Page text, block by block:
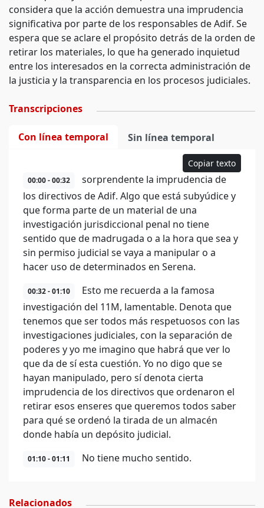
considera que la acción demuestra una imprudencia
significativa por parte de los responsables de Adif. Se
espera que se aclare el propósito detrás de la orden de
retirar los materiales, lo que ha generado inquietud
entre los interesados en la correcta administración de
la justicia y la transparencia en los procesos judiciales.
Transcripciones
Con línea temporal Sin línea temporal
Copiar texto
00:00 - 00:32
sorprendente la imprudencia de
los directivos de Adif. Algo que está subyúdice y
que forma parte de un material de una
investigación jurisdiccional penal no tiene
sentido que de madrugada o a la hora que sea y
sin permiso judicial se vaya a manipular o a
hacer uso de determinados en Serena.
00:32 - 01:10
Esto me recuerda a la famosa
investigación del 11M, lamentable. Denota que
tenemos que ser todos más respetuosos con las
investigaciones judiciales, con la separación de
poderes y yo me imagino que habrá que ver lo
que da de sí esta cuestión. Yo no digo que se
hayan manipulado, pero sí denota cierta
imprudencia de los directivos que ordenaron el
retirar esos enseres que queremos todos saber
para qué se ordenó la tirada de un almacén
donde había un depósito judicial.
01:10 - 01:11 No tiene mucho sentido.
Relacionados